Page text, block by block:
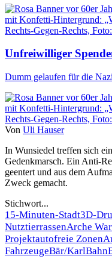
Unfreiwilliger
Dumm gelaufen für die
Von Uli Hauser
In Wunsiedel treffen sich
Gedenkmarsch. Ein Anti-
geentert und aus dem
Zweck gemacht.
Stichwort...
15-Minuten-Stadt3D-
NutztierrassenArche
Projektautofreie Zonen
FahrzeugeBär/KarlBahn